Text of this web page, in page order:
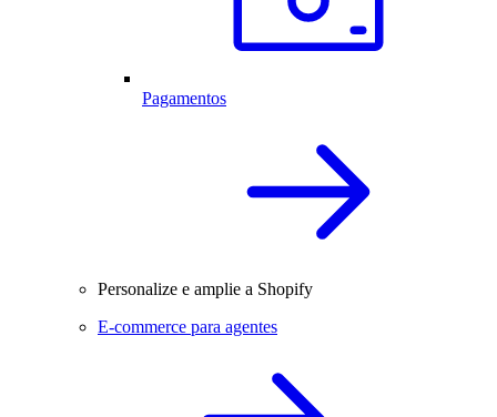
Pagamentos
Personalize e amplie a Shopify
E-commerce para agentes